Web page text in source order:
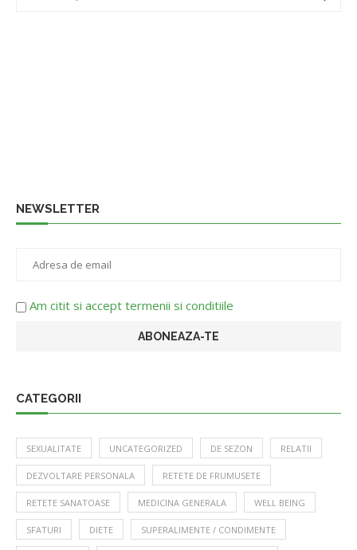
NEWSLETTER
Am citit si accept termenii si conditiile
CATEGORII
SEXUALITATE UNCATEGORIZED DE SEZON RELATII
DEZVOLTARE PERSONALA RETETE DE FRUMUSETE
RETETE SANATOASE MEDICINA GENERALA WELL BEING
SFATURI DIETE SUPERALIMENTE / CONDIMENTE